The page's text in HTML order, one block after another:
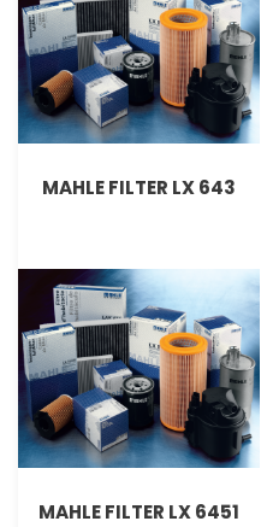
MAHLE FILTER LX 643
MAHLE FILTER LX 6451